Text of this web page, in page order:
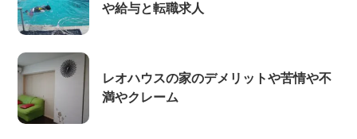
や給与と転職求人
レオハウスの家のデメリットや苦情や不
満やクレーム